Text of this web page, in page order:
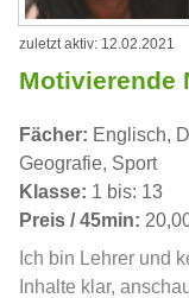
zuletzt aktiv: 12.02.2021
Motivierende
Fächer: Englisch,
Geografie, Sport
Klasse: 1 bis: 13
Preis / 45min:
Ich bin Lehrer und
Inhalte klar,